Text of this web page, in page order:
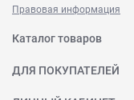
Правовая информация
Каталог товаров
ДЛЯ ПОКУПАТЕЛЕЙ